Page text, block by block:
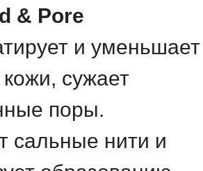
& Pore
и уменьшает
сужает
поры.
сальные нити и